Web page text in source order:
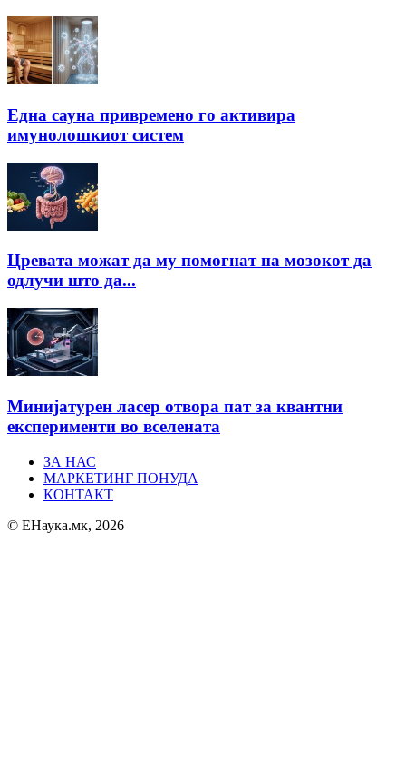
Една сауна привремено го активира
имунолошкиот систем
Цревата можат да му помогнат на мозокот да
одлучи што да...
Минијатурен ласер отвора пат за квантни
експерименти во вселената
ЗА НАС
МАРКЕТИНГ ПОНУДА
КОНТАКТ
© ЕНаука.мк, 2026